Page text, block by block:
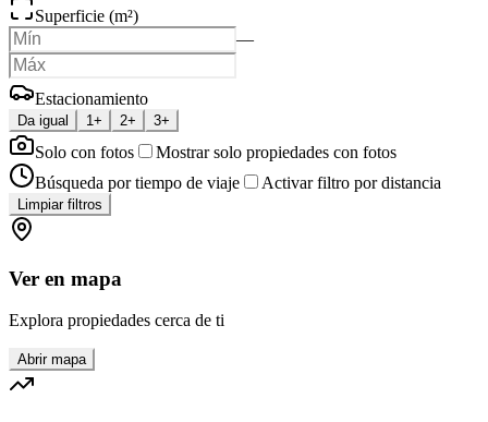
Superficie (m²)
—
Estacionamiento
Da igual 1+ 2+ 3+
Solo con fotos
Mostrar solo propiedades con fotos
Búsqueda por tiempo de viaje
Activar filtro por distancia
Limpiar filtros
Ver en mapa
Explora propiedades cerca de ti
Abrir mapa